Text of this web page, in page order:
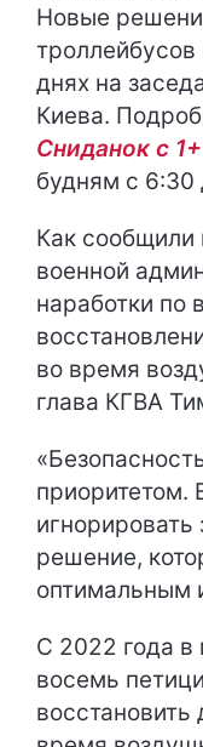
Новые
днях на
Киева.
Сниданок с
будням с 6:30
Как сообщили
военной
наработки по
во время
глава КГВА
решение,
оптимальным
С 2022 года в
восемь